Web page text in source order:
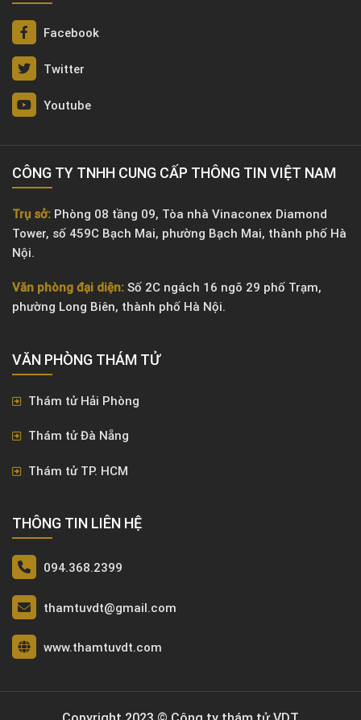
Facebook
Twitter
Youtube
CÔNG TY TNHH CUNG CẤP THÔNG TIN VIỆT NAM
Trụ sở: Phòng 08 tầng 09, Tòa nhà Vinaconex Diamond
Tower, số 459C Bạch Mai, phường Bạch Mai, thành phố Hà
Nội.
Văn phòng đại diện: Số 2C ngách 16 ngõ 29 phố Trạm,
phường Long Biên, thành phố Hà Nội.
VĂN PHÒNG ​THÁM TỬ
Thám tử Hải Phòng
Thám tử Đà Nẵng
Thám tử TP. HCM
THÔNG TIN LIÊN HỆ
094.368.2399
thamtuvdt@gmail.com
www.thamtuvdt.com